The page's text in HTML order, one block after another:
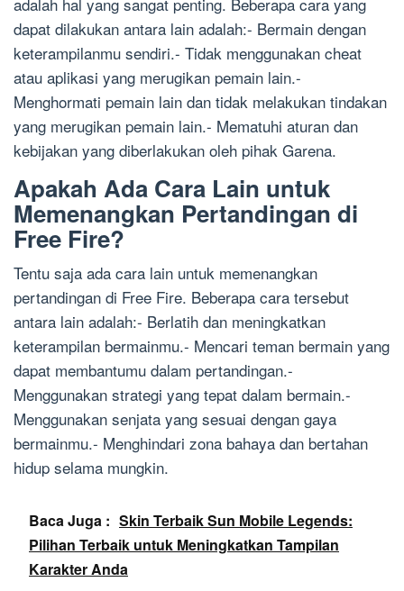
dapat dilakukan antara lain adalah:- Bermain dengan
keterampilanmu sendiri.- Tidak menggunakan cheat
atau aplikasi yang merugikan pemain lain.-
Menghormati pemain lain dan tidak melakukan tindakan
yang merugikan pemain lain.- Mematuhi aturan dan
kebijakan yang diberlakukan oleh pihak Garena.
Apakah Ada Cara Lain untuk
Memenangkan Pertandingan di
Free Fire?
Tentu saja ada cara lain untuk memenangkan
pertandingan di Free Fire. Beberapa cara tersebut
antara lain adalah:- Berlatih dan meningkatkan
keterampilan bermainmu.- Mencari teman bermain yang
dapat membantumu dalam pertandingan.-
Menggunakan strategi yang tepat dalam bermain.-
Menggunakan senjata yang sesuai dengan gaya
bermainmu.- Menghindari zona bahaya dan bertahan
hidup selama mungkin.
Baca Juga : Skin Terbaik Sun Mobile Legends:
Pilihan Terbaik untuk Meningkatkan Tampilan
Karakter Anda